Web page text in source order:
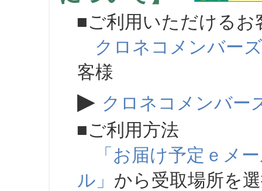
■ご利用いただけるお
クロネコメンバーズ
客様
▶ クロネコメンバー
■ご利用方法
「お届け予定ｅメ
ル」 から受取場所を